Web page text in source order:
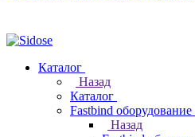
Каталог
Назад
Каталог
Fastbind оборудование
Назад